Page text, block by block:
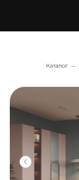
Каталог →